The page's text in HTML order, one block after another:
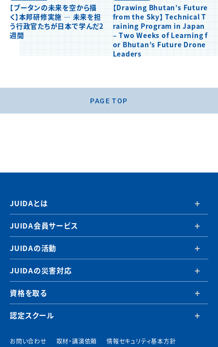
【ブータンの未来を空から描
く】本邦研修実施 ― 未来を担
う行政官たちが日本で学んだ2
週間
【Drawing Bhutan’s Future
from the Sky】 Technical T
raining Program in Japan
– Two Weeks of Learning f
or Bhutan’s Future Drone
Leaders
PAGE TOP
JUIDAとは
JUIDA会員サービス
JUIDAの活動
JUIDAの災害対応
資格を取る
認定スクール
お問い合わせ 取材・講演依頼 情報セキュリティ基本方針